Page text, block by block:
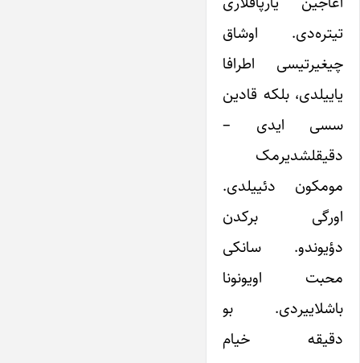
تیتره‌دی. اوشاق
چیغیرتیسی اطرافا
یاییلدی، بلکه قادین
سسی ایدی –
دقیقلشدیرمک
مومکون دئییلدی.
اورگی برکدن
دؤیوندو. سانکی
محبت اویونونا
باشلاییردی. بو
دقیقه خیام